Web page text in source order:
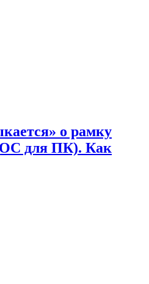
о рамку
для ПК). Как